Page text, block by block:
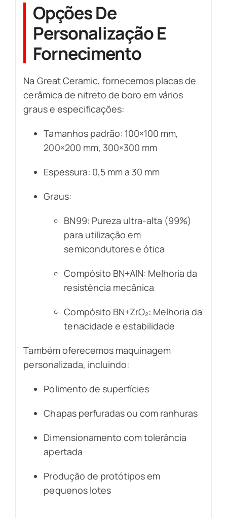
Opções De
Personalização E
Fornecimento
Na Great Ceramic, fornecemos placas de
cerâmica de nitreto de boro em vários
graus e especificações:
Tamanhos padrão: 100×100 mm,
200×200 mm, 300×300 mm
Espessura: 0,5 mm a 30 mm
Graus:
BN99: Pureza ultra-alta (99%)
para utilização em
semicondutores e ótica
Compósito BN+AlN: Melhoria da
resistência mecânica
Compósito BN+ZrO₂: Melhoria da
tenacidade e estabilidade
Também oferecemos maquinagem
personalizada, incluindo:
Polimento de superfícies
Chapas perfuradas ou com ranhuras
Dimensionamento com tolerância
apertada
Produção de protótipos em
pequenos lotes